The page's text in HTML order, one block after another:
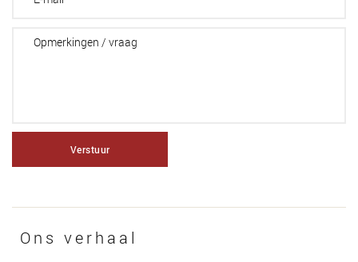
Verstuur
Ons verhaal